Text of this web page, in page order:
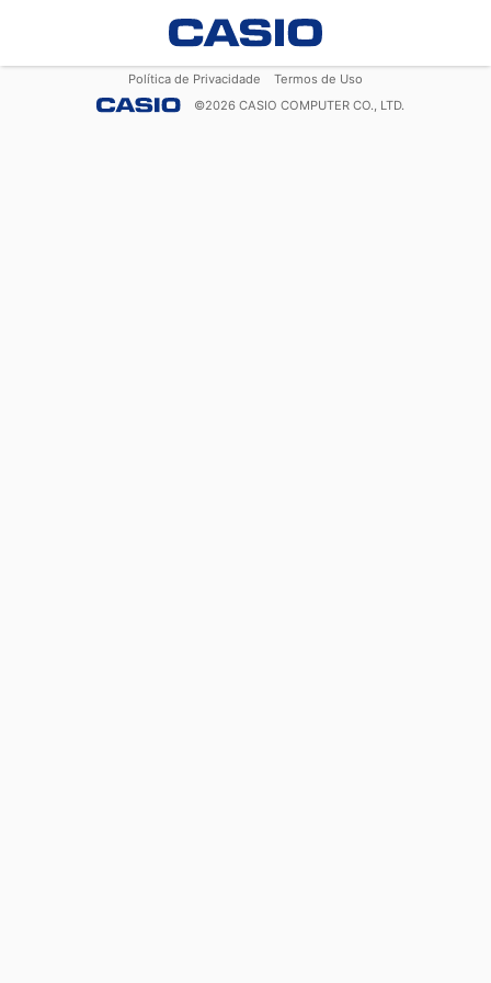
Política de Privacidade
Termos de Uso
©2026 CASIO COMPUTER CO., LTD.